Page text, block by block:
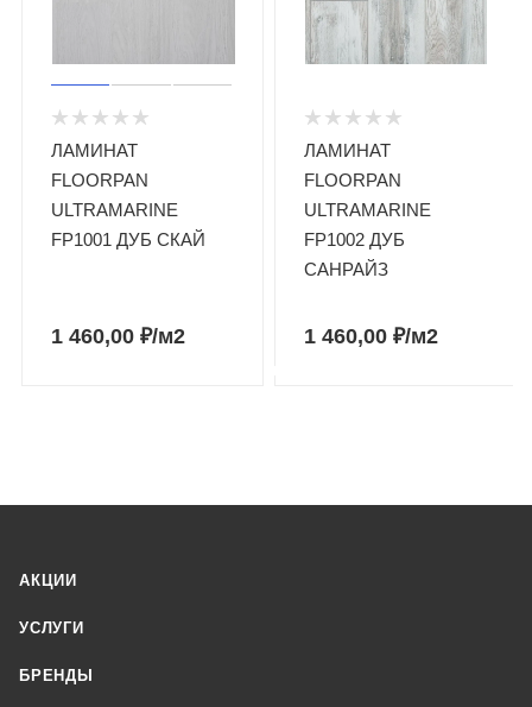
ЛАМИНАТ
FLOORPAN
ULTRAMARINE
FP1001 ДУБ СКАЙ
1 460,00 ₽/м2
ЛАМИНАТ
FLOORPAN
ULTRAMARINE
FP1002 ДУБ
САНРАЙЗ
1 460,00 ₽/м2
АКЦИИ
УСЛУГИ
БРЕНДЫ